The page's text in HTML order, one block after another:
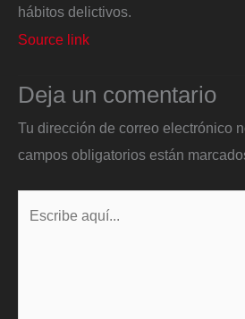
hábitos delictivos.
Source link
Deja un comentario
Tu dirección de correo electrónico
campos obligatorios están